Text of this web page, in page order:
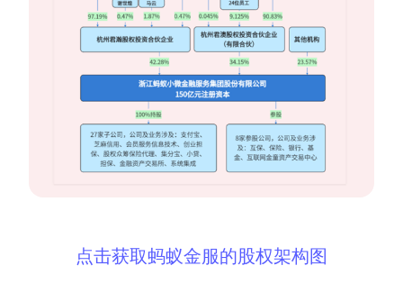
点击获取蚂蚁金服的股权架构图